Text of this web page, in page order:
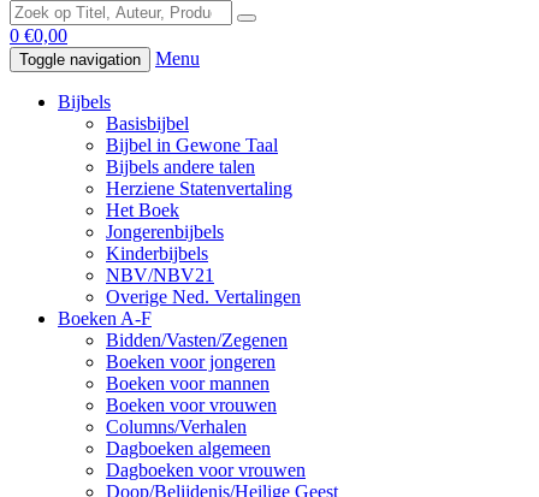
0 €0,00
Toggle navigation Menu
Bijbels
Basisbijbel
Bijbel in Gewone Taal
Bijbels andere talen
Herziene Statenvertaling
Het Boek
Jongerenbijbels
Kinderbijbels
NBV/NBV21
Overige Ned. Vertalingen
Boeken A-F
Bidden/Vasten/Zegenen
Boeken voor jongeren
Boeken voor mannen
Boeken voor vrouwen
Columns/Verhalen
Dagboeken algemeen
Dagboeken voor vrouwen
Doop/Belijdenis/Heilige Geest